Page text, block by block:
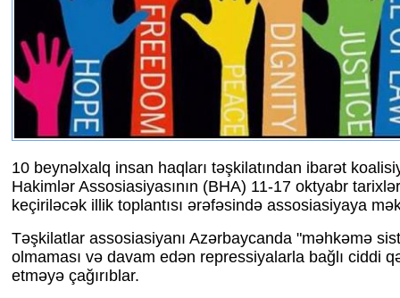
10 beynəlxalq insan haqları təşkilatından ibarət
Hakimlər Assosiasiyasının (BHA) 11-17 oktyabr
keçiriləcək illik toplantısı ərəfəsində assosiasiyaya
Təşkilatlar assosiasiyanı Azərbaycanda "məhkəmə
olmaması və davam edən repressiyalarla bağlı ciddi
etməyə çağırıblar.